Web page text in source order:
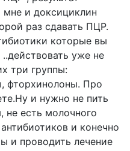
и доксициклин
раз сдавать ПЦР.
которые вы
уже не
три группы:
фторхинолоны. Про
и нужно не пить
не есть молочного
и конечно
и проводить лечение